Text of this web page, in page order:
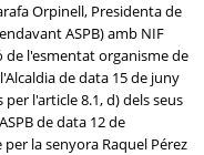
Orpinell, Presidenta de
ASPB) amb NIF
de l'esmentat organisme de
de data 15 de juny
l'article 8.1, d) dels seus
de data 12 de
la senyora Raquel Pérez